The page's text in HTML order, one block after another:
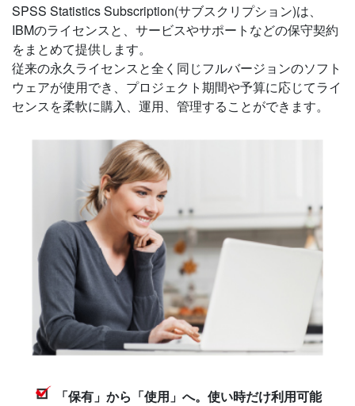
SPSS Statistics Subscription(サブスクリプション)は、
IBMのライセンスと、サービスやサポートなどの保守契約
をまとめて提供します。
従来の永久ライセンスと全く同じフルバージョンのソフト
ウェアが使用でき、プロジェクト期間や予算に応じてライ
センスを柔軟に購入、運用、管理することができます。
「保有」から「使用」へ。使い時だけ利用可能